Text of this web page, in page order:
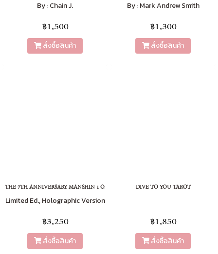
By : Chain J.
฿1,500
สั่งซื้อสินค้า
By : Mark Andrew Smith
฿1,300
สั่งซื้อสินค้า
THE 7TH ANNIVERSARY MANSHIN 1 ORACLE
Limited Ed., Holographic Version
฿3,250
สั่งซื้อสินค้า
DIVE TO YOU TAROT
฿1,850
สั่งซื้อสินค้า